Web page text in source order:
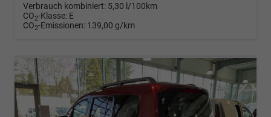
Verbrauch kombiniert: 5,30 l/100km
CO2-Klasse: E
CO2-Emissionen: 139,00 g/km